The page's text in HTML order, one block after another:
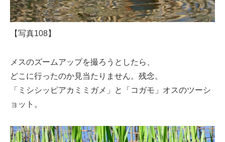
【写真108】
メスのズームアップを撮ろうとしたら、
どこに行ったのか見当たりません。残念。
「ミシシッピアカミミガメ」と「コガモ」オスのツーシ
ョット。